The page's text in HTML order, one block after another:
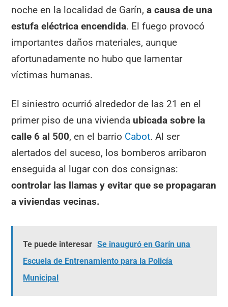
noche en la localidad de Garín,a causa de una
estufa eléctrica encendida. El fuego provocó
importantes daños materiales, aunque
afortunadamente no hubo que lamentar
víctimas humanas.
El siniestro ocurrió alrededor de las 21 en el
primer piso de una vivienda ubicada sobre la
calle 6 al 500, en el barrio Cabot. Al ser
alertados del suceso, los bomberos arribaron
enseguida al lugar con dos consignas:
controlar las llamas y evitar que se propagaran
a viviendas vecinas.
Te puede interesar Se inauguró en Garín una
Escuela de Entrenamiento para la Policía
Municipal